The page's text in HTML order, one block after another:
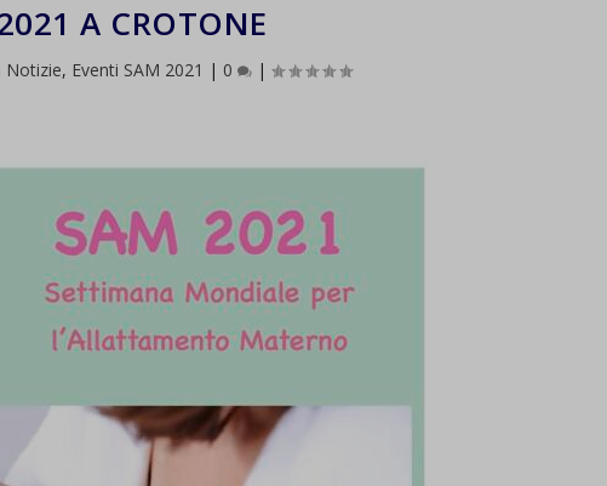
A CROTONE
Notizie, Eventi SAM 2021 | 0 |